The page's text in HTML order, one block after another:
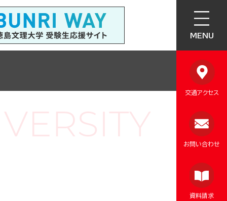
MENU
交通アクセス
お問い合わせ
資料請求